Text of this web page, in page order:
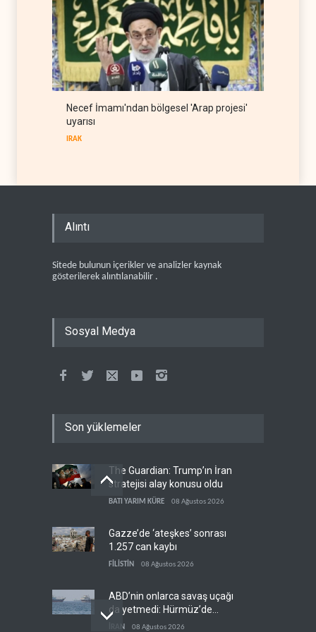
Necef İmamı'ndan bölgesel 'Arap projesi'
uyarısı
IRAK
Alıntı
Sitede bulunun içerikler ve analizler kaynak
gösterilerek alıntılanabilir .
Sosyal Medya
Son yüklemeler
The Guardian: Trump’ın İran
stratejisi alay konusu oldu
BATI YARIM KÜRE 08 Ağustos 2026
Gazze’de ‘ateşkes’ sonrası
1.257 can kaybı
FİLİSTİN 08 Ağustos 2026
ABD’nin onlarca savaş uçağı
da yetmedi: Hürmüz’de
gemi vuruldu
İRAN 08 Ağustos 2026